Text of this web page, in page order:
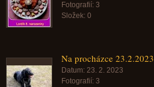
Fotografií: 3
Složek: 0
Na procházce 23.2.2023
Datum: 23. 2. 2023
Fotografií: 3